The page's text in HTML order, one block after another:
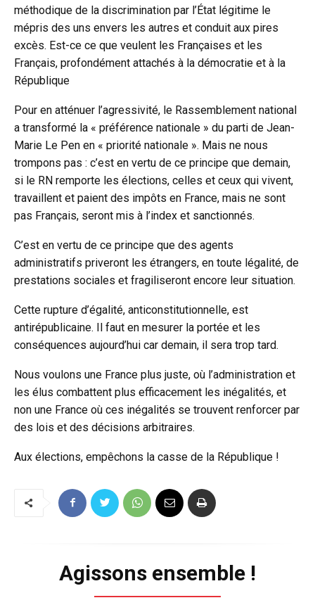
méthodique de la discrimination par l’État légitime le
mépris des uns envers les autres et conduit aux pires
excès. Est-ce ce que veulent les Françaises et les
Français, profondément attachés à la démocratie et à la
République
Pour en atténuer l’agressivité, le Rassemblement national
a transformé la « préférence nationale » du parti de Jean-
Marie Le Pen en « priorité nationale ». Mais ne nous
trompons pas : c’est en vertu de ce principe que demain,
si le RN remporte les élections, celles et ceux qui vivent,
travaillent et paient des impôts en France, mais ne sont
pas Français, seront mis à l’index et sanctionnés.
C’est en vertu de ce principe que des agents
administratifs priveront les étrangers, en toute légalité, de
prestations sociales et fragiliseront encore leur situation.
Cette rupture d’égalité, anticonstitutionnelle, est
antirépublicaine. Il faut en mesurer la portée et les
conséquences aujourd’hui car demain, il sera trop tard.
Nous voulons une France plus juste, où l’administration et
les élus combattent plus efficacement les inégalités, et
non une France où ces inégalités se trouvent renforcer par
des lois et des décisions arbitraires.
Aux élections, empêchons la casse de la République !
Agissons ensemble !